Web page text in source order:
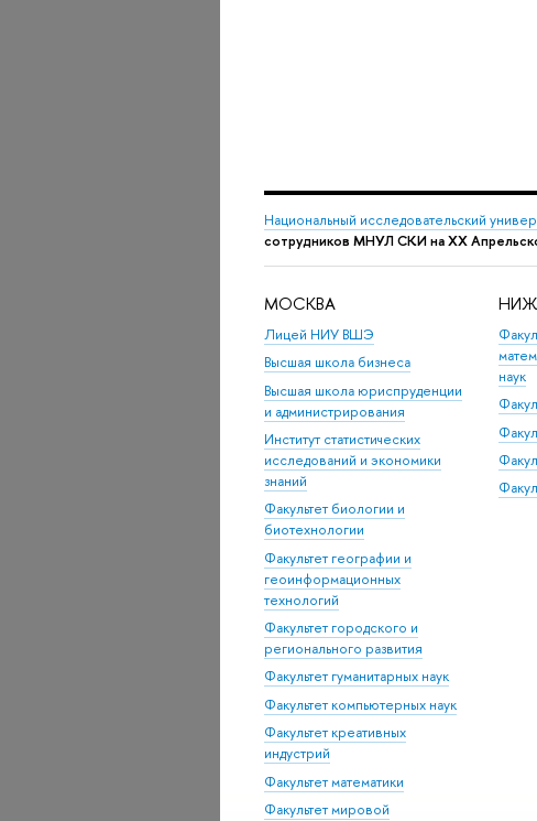
Национальный исследовательский
сотрудников МНУЛ СКИ на XX
МОСКВА
Лицей НИУ ВШЭ
Высшая школа бизнеса
Высшая школа юриспруденции
и администрирования
Институт статистических
исследований и экономики
знаний
Факультет биологии и
биотехнологии
Факультет географии и
геоинформационных
технологий
Факультет городского и
регионального развития
Факультет гуманитарных наук
Факультет компьютерных наук
Факультет креативных
индустрий
Факультет математики
Факультет мировой
наук